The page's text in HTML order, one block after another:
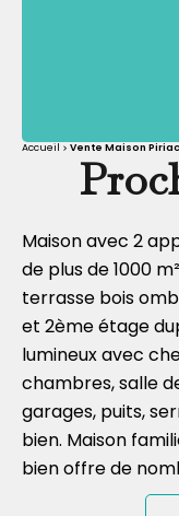
Accueil Vente Maison
Maison avec 2
de plus de 1000
terrasse bois
et 2ème étage
lumineux avec
chambres, salle
garages, puits,
bien. Maison
bien offre de